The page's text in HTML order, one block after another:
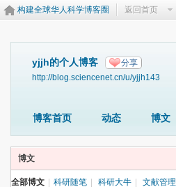
构建全球华人科学博客圈 返回首页
yjjh的个人博客 分享
http://blog.sciencenet.cn/u/yjjh143
博客首页 动态 博文
博文
全部博文 科研随笔 科研大牛 文献管理